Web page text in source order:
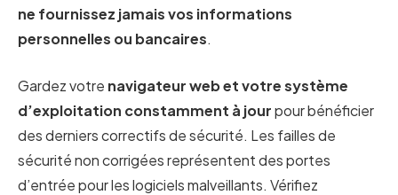
ne fournissez jamais vos informations
personnelles ou bancaires.
Gardez votre navigateur web et votre système
d’exploitation constamment à jourpour bénéficier
des derniers correctifs de sécurité. Les failles de
sécurité non corrigées représentent des portes
d’entrée pour les logiciels malveillants. Vérifiez